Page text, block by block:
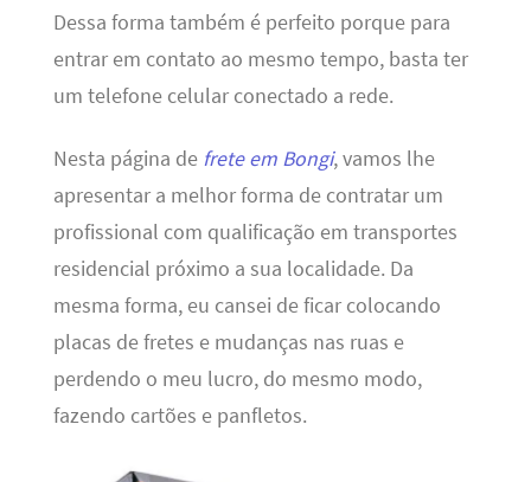
Dessa forma também é perfeito porque para
entrar em contato ao mesmo tempo, basta ter
um telefone celular conectado a rede.
Nesta página de frete em Bongi, vamos lhe
apresentar a melhor forma de contratar um
profissional com qualificação em transportes
residencial próximo a sua localidade. Da
mesma forma, eu cansei de ficar colocando
placas de fretes e mudanças nas ruas e
perdendo o meu lucro, do mesmo modo,
fazendo cartões e panfletos.